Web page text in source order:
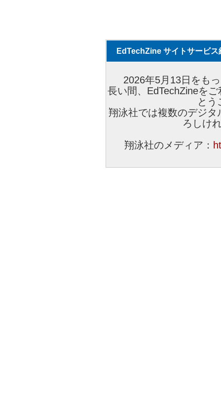
EdTechZine サイトサービス
2026年5月13日をも
長い間、EdTechZineを
とう
翔泳社では複数のデジ
ろしけ
翔泳社のメディア：